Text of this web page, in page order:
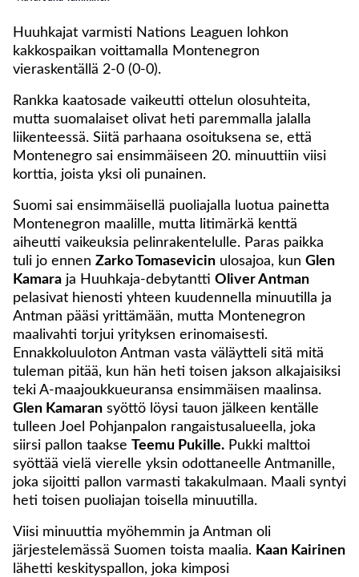
Huuhkajat varmisti Nations Leaguen lohkon
kakkospaikan voittamalla Montenegron
vieraskentällä 2-0 (0-0).
Rankka kaatosade vaikeutti ottelun olosuhteita,
mutta suomalaiset olivat heti paremmalla jalalla
liikenteessä. Siitä parhaana osoituksena se, että
Montenegro sai ensimmäiseen 20. minuuttiin viisi
korttia, joista yksi oli punainen.
Suomi sai ensimmäisellä puoliajalla luotua painetta
Montenegron maalille, mutta litimärkä kenttä
aiheutti vaikeuksia pelinrakentelulle. Paras paikka
tuli jo ennen Zarko Tomasevicin ulosajoa, kun Glen
Kamara ja Huuhkaja-debytantti Oliver Antman
pelasivat hienosti yhteen kuudennella minuutilla ja
Antman pääsi yrittämään, mutta Montenegron
maalivahti torjui yrityksen erinomaisesti.
Ennakkoluuloton Antman vasta väläytteli sitä mitä
tuleman pitää, kun hän heti toisen jakson alkajaisiksi
teki A-maajoukkueuransa ensimmäisen maalinsa.
Glen Kamaran syöttö löysi tauon jälkeen kentälle
tulleen Joel Pohjanpalon rangaistusalueella, joka
siirsi pallon taakse Teemu Pukille. Pukki malttoi
syöttää vielä vierelle yksin odottaneelle Antmanille,
joka sijoitti pallon varmasti takakulmaan. Maali syntyi
heti toisen puoliajan toisella minuutilla.
Viisi minuuttia myöhemmin ja Antman oli
järjestelemässä Suomen toista maalia. Kaan Kairinen
lähetti keskityspallon, joka kimposi